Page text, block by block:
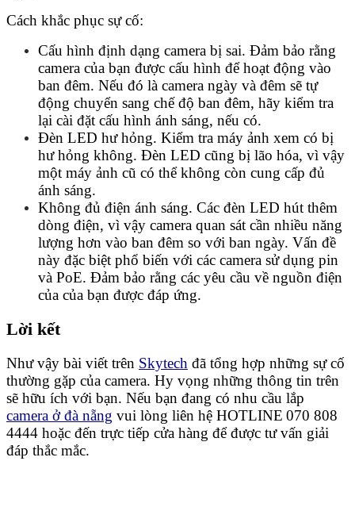
Cách khắc phục sự cố:
Cấu hình định dạng camera bị sai. Đảm bảo rằng
camera của bạn được cấu hình để hoạt động vào
ban đêm. Nếu đó là camera ngày và đêm sẽ tự
động chuyển sang chế độ ban đêm, hãy kiểm tra
lại cài đặt cấu hình ánh sáng, nếu có.
Đèn LED hư hỏng. Kiểm tra máy ảnh xem có bị
hư hỏng không. Đèn LED cũng bị lão hóa, vì vậy
một máy ảnh cũ có thể không còn cung cấp đủ
ánh sáng.
Không đủ điện ánh sáng. Các đèn LED hút thêm
dòng điện, vì vậy camera quan sát cần nhiều năng
lượng hơn vào ban đêm so với ban ngày. Vấn đề
này đặc biệt phổ biến với các camera sử dụng pin
và PoE. Đảm bảo rằng các yêu cầu về nguồn điện
của của bạn được đáp ứng.
Lời kết
Như vậy bài viết trên Skytech đã tổng hợp những sự cố
thường gặp của camera. Hy vọng những thông tin trên
sẽ hữu ích với bạn. Nếu bạn đang có nhu cầu lắp
camera ở đà nẵng vui lòng liên hệ HOTLINE 070 808
4444 hoặc đến trực tiếp cửa hàng để được tư vấn giải
đáp thắc mắc.